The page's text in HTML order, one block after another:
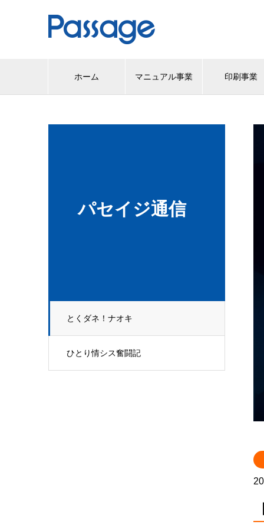
ホーム マニュアル事業 印刷事業
パセイジ通信
とくダネ！ナオキ
ひとり情シス奮闘記